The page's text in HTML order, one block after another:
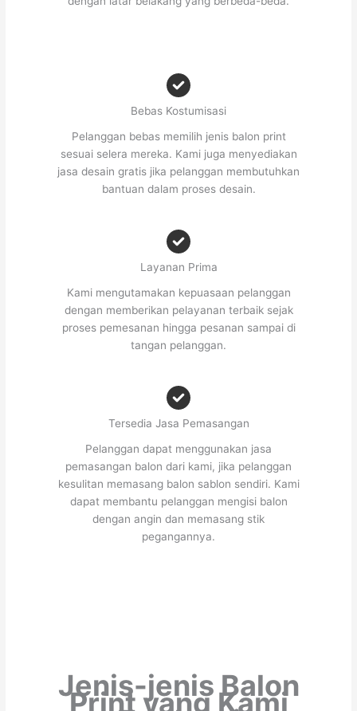
Bebas Kostumisasi
Pelanggan bebas memilih jenis balon print
sesuai selera mereka. Kami juga menyediakan
jasa desain gratis jika pelanggan membutuhkan
bantuan dalam proses desain.
Layanan Prima
Kami mengutamakan kepuasaan pelanggan
dengan memberikan pelayanan terbaik sejak
proses pemesanan hingga pesanan sampai di
tangan pelanggan.
Tersedia Jasa Pemasangan
Pelanggan dapat menggunakan jasa
pemasangan balon dari kami, jika pelanggan
kesulitan memasang balon sablon sendiri. Kami
dapat membantu pelanggan mengisi balon
dengan angin dan memasang stik
pegangannya.
Jenis-jenis Balon
Print yang Kami